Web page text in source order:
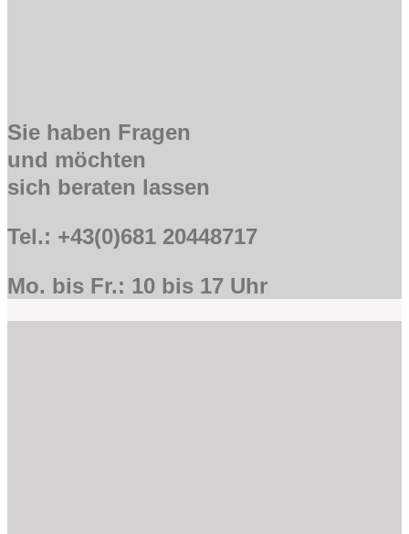
Sie haben Fragen
und möchten
sich beraten lassen
Tel.: +43(0)681 20448717
Mo. bis Fr.: 10 bis 17 Uhr